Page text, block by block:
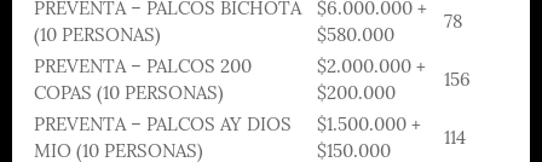
PREVENTA – PALCOS BICHOTA
(10 PERSONAS)
$6.000.000 +
$580.000
78
PREVENTA – PALCOS 200
COPAS (10 PERSONAS)
$2.000.000 +
$200.000
156
PREVENTA – PALCOS AY DIOS
MIO (10 PERSONAS)
$1.500.000 +
$150.000
114